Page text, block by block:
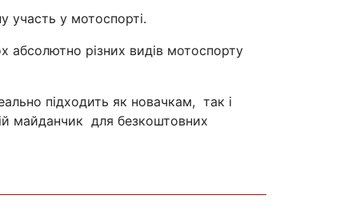
участь у мотоспорті.
абсолютно різних видів мотоспорту
підходить як новачкам, так і
майданчик для безкоштовних